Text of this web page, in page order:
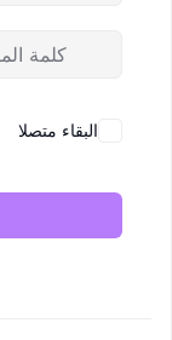
البقاء متصلا